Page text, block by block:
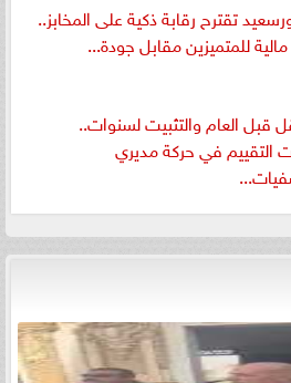
تقترح رقابة ذكية على المخابز..
للمتميزين مقابل جودة...
قبل العام والتثبيت لسنوات..
التقييم في حركة مديري